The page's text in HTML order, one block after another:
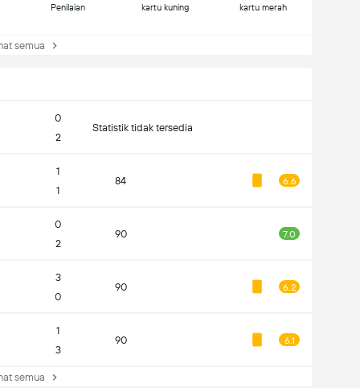
Penilaian kartu kuning kartu merah
semua
0
2
Statistik tidak tersedia
1
1
84 6.6
0
2
90 7.0
3
0
90 6.2
1
3
90 6.1
semua